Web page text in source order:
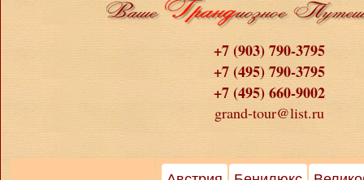
+7 (903) 790-3795
+7 (495) 790-3795
+7 (495) 660-9002
grand-tour@list.ru